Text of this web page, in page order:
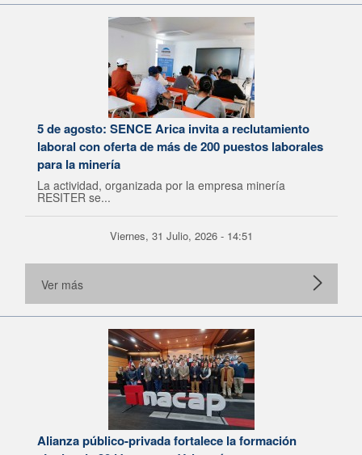
5 de agosto: SENCE Arica invita a reclutamiento
laboral con oferta de más de 200 puestos laborales
para la minería
La actividad, organizada por la empresa minería
RESITER se...
Viernes, 31 Julio, 2026 - 14:51
Ver más
Alianza público-privada fortalece la formación